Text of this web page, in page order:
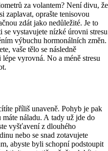
za volantem? Není divu, že
zaplavat, oprašte tenisovou
zdát jako nedůležité. Je to
vystavujete nízké úrovni stresu
výbuchu hormonálních změn.
vaše tělo se následně
vyrovná. No a méně stresu
příliš unaveně. Pohyb je pak
náladu. A tady už jde do
vyšťavení z dlouhého
nebo se snad zotavujete
abyste byli schopní podstoupit